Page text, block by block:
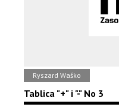
Ryszard Waśko
Tablica "+" i "-" No 3